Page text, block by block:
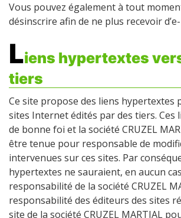
Vous pouvez également à tout
désinscrire afin de ne plus recevoir
Liens hypertextes
tiers
Ce site propose des liens hypertextes
sites Internet édités par des tiers. Ces
de bonne foi et la société CRUZEL
être tenue pour responsable de
intervenues sur ces sites. Par
hypertextes ne sauraient, en aucun
responsabilité de la société CRUZEL
responsabilité des éditeurs des sites
site de la société CRUZEL MARTIAL